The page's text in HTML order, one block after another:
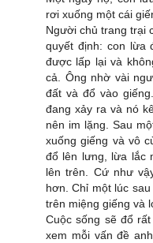
rơi xuống một cái
Người chủ trang trại
quyết định: con lừa
được lấp lại và
cả. Ông nhờ vài
đất và đổ vào
đang xảy ra và nó
nên im lặng. Sau
xuống giếng và vô
đổ lên lưng, lừa lắc
lên trên. Cứ như
hơn. Chỉ một lúc
trên miệng giếng và
Cuộc sống sẽ đổ
xem mỗi vấn đề